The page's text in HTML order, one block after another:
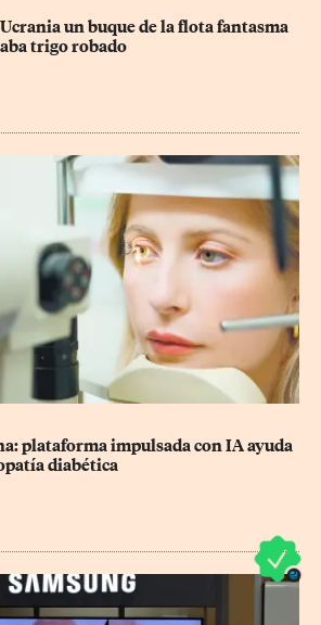
un buque de la flota fantasma
trigo robado
plataforma impulsada con IA ayuda
diabética